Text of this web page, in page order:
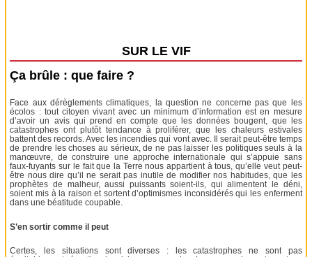
SUR LE VIF
Ça brûle : que faire ?
Face aux dérèglements climatiques, la question ne concerne pas que les
écolos : tout citoyen vivant avec un minimum d’information est en mesure
d’avoir un avis qui prend en compte que les données bougent, que les
catastrophes ont plutôt tendance à proliférer, que les chaleurs estivales
battent des records. Avec les incendies qui vont avec. Il serait peut-être temps
de prendre les choses au sérieux, de ne pas laisser les politiques seuls à la
manœuvre, de construire une approche internationale qui s’appuie sans
faux-fuyants sur le fait que la Terre nous appartient à tous, qu’elle veut peut-
être nous dire qu’il ne serait pas inutile de modifier nos habitudes, que les
prophètes de malheur, aussi puissants soient-ils, qui alimentent le déni,
soient mis à la raison et sortent d’optimismes inconsidérés qui les enferment
dans une béatitude coupable.
S’en sortir comme il peut
Certes, les situations sont diverses : les catastrophes ne sont pas